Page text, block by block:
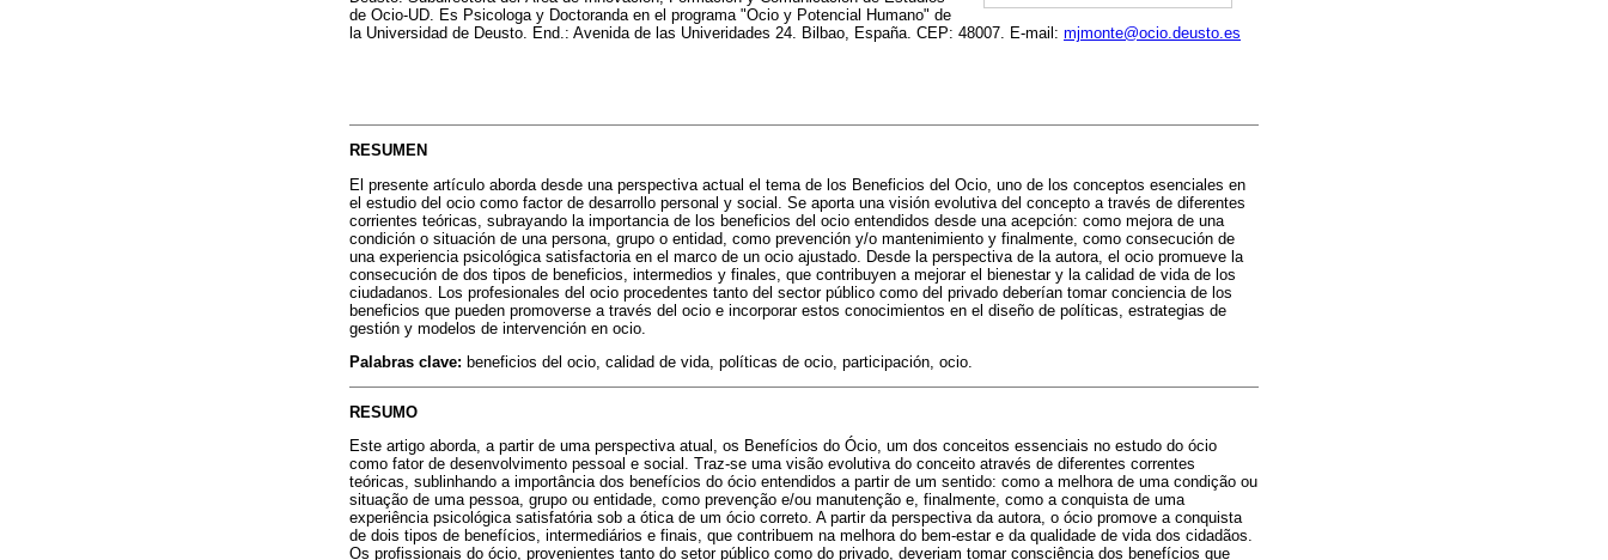
de Ocio-UD. Es Psicologa y Doctoranda en el programa "Ocio y Potencial Humano" de
la Universidad de Deusto. End.: Avenida de las Univeridades 24. Bilbao, España. CEP: 48007. E-mail: mjmonte@ocio.deusto.es
RESUMEN
El presente artículo aborda desde una perspectiva actual el tema de los Beneficios del Ocio, uno de los conceptos esenciales en
el estudio del ocio como factor de desarrollo personal y social. Se aporta una visión evolutiva del concepto a través de diferentes
corrientes teóricas, subrayando la importancia de los beneficios del ocio entendidos desde una acepción: como mejora de una
condición o situación de una persona, grupo o entidad, como prevención y/o mantenimiento y finalmente, como consecución de
una experiencia psicológica satisfactoria en el marco de un ocio ajustado. Desde la perspectiva de la autora, el ocio promueve la
consecución de dos tipos de beneficios, intermedios y finales, que contribuyen a mejorar el bienestar y la calidad de vida de los
ciudadanos. Los profesionales del ocio procedentes tanto del sector público como del privado deberían tomar conciencia de los
beneficios que pueden promoverse a través del ocio e incorporar estos conocimientos en el diseño de políticas, estrategias de
gestión y modelos de intervención en ocio.
Palabras clave: beneficios del ocio, calidad de vida, políticas de ocio, participación, ocio.
RESUMO
Este artigo aborda, a partir de uma perspectiva atual, os Benefícios do Ócio, um dos conceitos essenciais no estudo do ócio
como fator de desenvolvimento pessoal e social. Traz-se uma visão evolutiva do conceito através de diferentes correntes
teóricas, sublinhando a importância dos benefícios do ócio entendidos a partir de um sentido: como a melhora de uma condição ou
situação de uma pessoa, grupo ou entidade, como prevenção e/ou manutenção e, finalmente, como a conquista de uma
experiência psicológica satisfatória sob a ótica de um ócio correto. A partir da perspectiva da autora, o ócio promove a conquista
de dois tipos de benefícios, intermediários e finais, que contribuem na melhora do bem-estar e da qualidade de vida dos cidadãos.
Os profissionais do ócio, provenientes tanto do setor público como do privado, deveriam tomar consciência dos benefícios que